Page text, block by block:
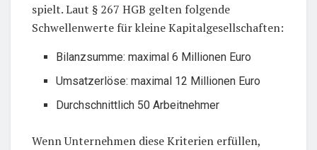
spielt. Laut § 267 HGB gelten folgende
Schwellenwerte für kleine Kapitalgesellschaften:
Bilanzsumme: maximal 6 Millionen Euro
Umsatzerlöse: maximal 12 Millionen Euro
Durchschnittlich 50 Arbeitnehmer
Wenn Unternehmen diese Kriterien erfüllen,